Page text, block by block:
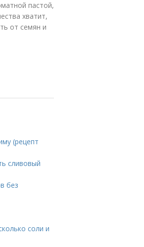
пастой,
хватит,
от семян и
(рецепт
сливовый
без
соли и